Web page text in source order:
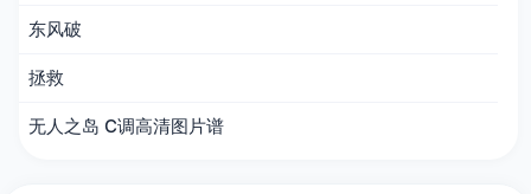
东风破
拯救
无人之岛 C调高清图片谱